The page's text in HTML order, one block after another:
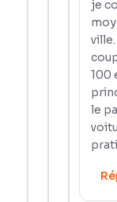
je
100
le